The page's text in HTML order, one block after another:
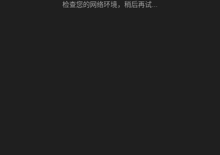
检查您的网络环境，稍后再试...